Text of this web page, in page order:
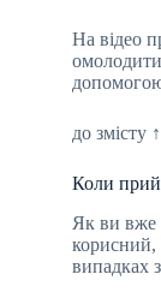
На відео
омолодити
до змісту ↑
Коли
Як ви вже
корисний,
випадках